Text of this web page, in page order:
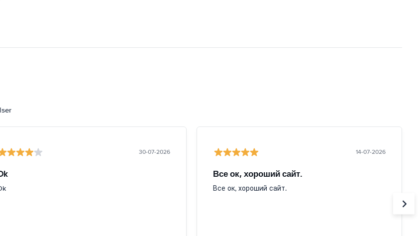
30-07-2026 14-07-2026
Все ок, хороший сайт.
Все ок, хороший сайт.